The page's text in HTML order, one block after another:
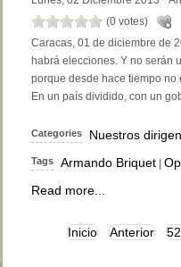
(0 votes)
Caracas, 01 de diciembre de
habrá elecciones. Y no serán
porque desde hace tiempo no
En un país dividido, con un
Categories Nuestros
Tags Armando Briquet
Read more...
Inicio Anterior